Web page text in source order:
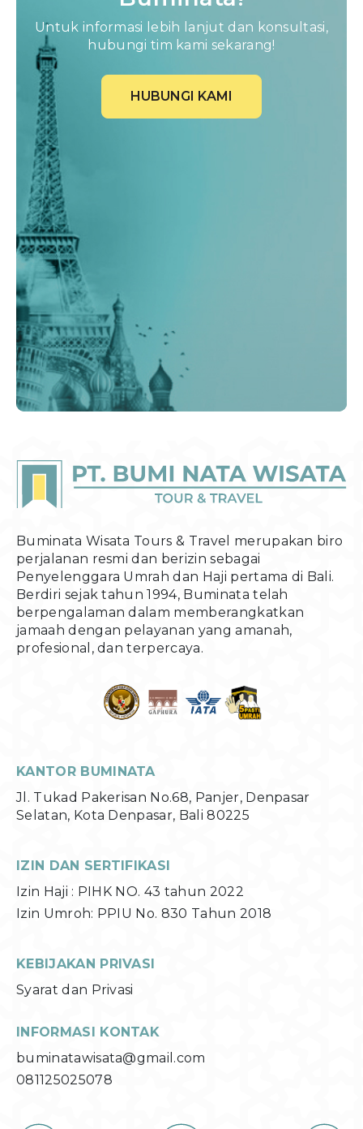
Untuk informasi lebih lanjut dan konsultasi,
hubungi tim kami sekarang!
HUBUNGI KAMI
Buminata Wisata Tours & Travel merupakan biro
perjalanan resmi dan berizin sebagai
Penyelenggara Umrah dan Haji pertama di Bali.
Berdiri sejak tahun 1994, Buminata telah
berpengalaman dalam memberangkatkan
jamaah dengan pelayanan yang amanah,
profesional, dan terpercaya.
KANTOR BUMINATA
Jl. Tukad Pakerisan No.68, Panjer, Denpasar
Selatan, Kota Denpasar, Bali 80225
IZIN DAN SERTIFIKASI
Izin Haji : PIHK NO. 43 tahun 2022
Izin Umroh: PPIU No. 830 Tahun 2018
KEBIJAKAN PRIVASI
Syarat dan Privasi
INFORMASI KONTAK
buminatawisata@gmail.com
081125025078